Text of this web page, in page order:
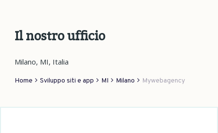
Il nostro ufficio
Milano, MI, Italia
Home Sviluppo siti e app MI Milano Mywebagency